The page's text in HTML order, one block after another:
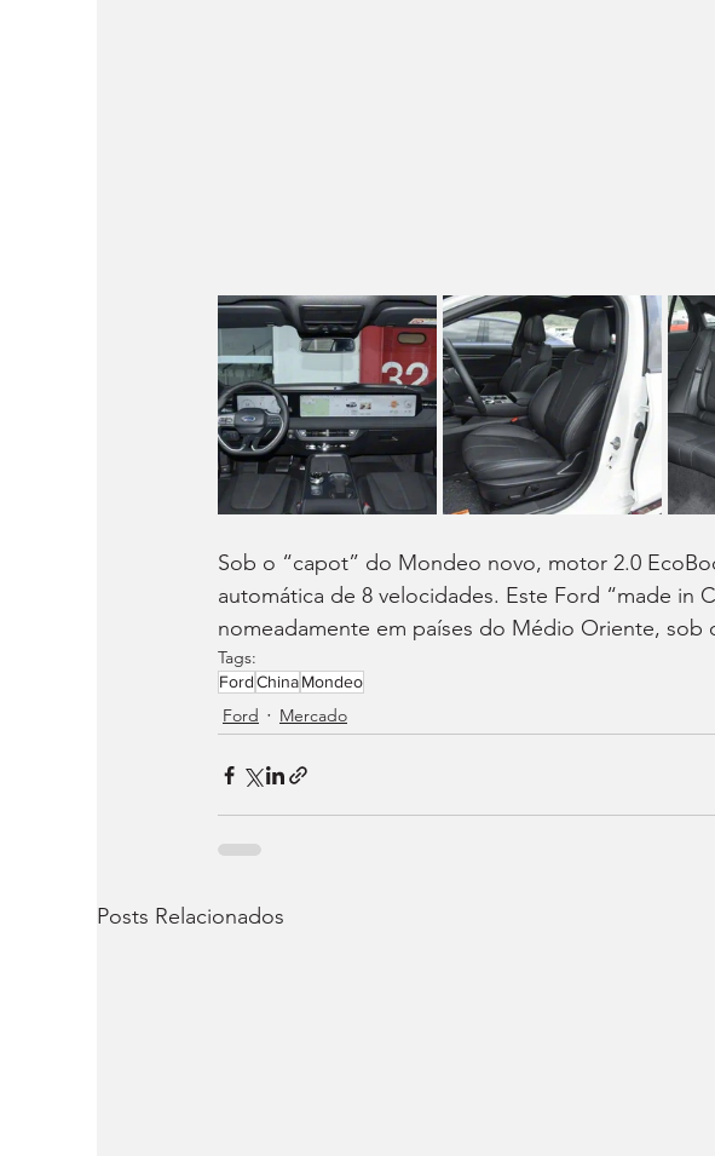
Sob o “capot” do Mondeo novo, motor 2.0
automática de 8 velocidades. Este Ford “made in
nomeadamente em países do Médio Oriente, sob
Tags:
FordChinaMondeo
Ford Mercado
Posts Relacionados